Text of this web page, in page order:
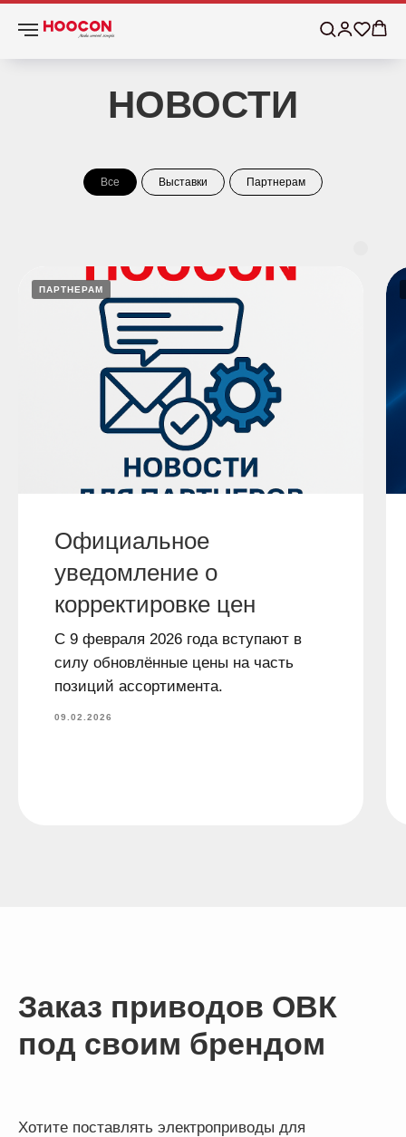
НОВОСТИ
Все Выставки Партнерам
ПАРТНЕРАМ
Официальное
уведомление о
корректировке цен
С 9 февраля 2026 года вступают в
силу обновлённые цены на часть
позиций ассортимента.
09.02.2026
Заказ приводов ОВК
под своим брендом
Хотите поставлять электроприводы для